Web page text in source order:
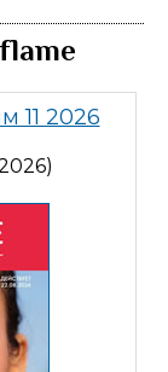
11 2026